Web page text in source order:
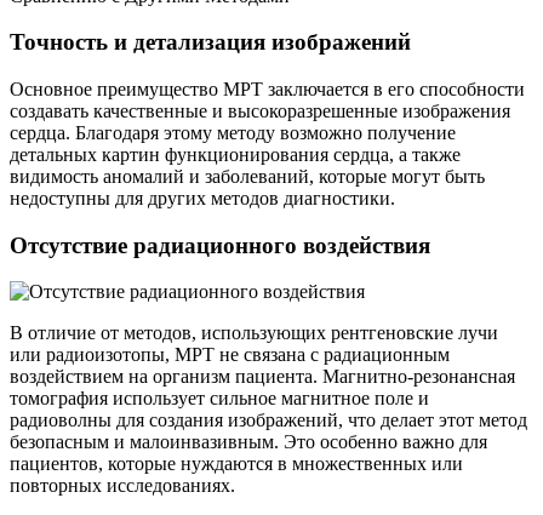
Точность и детализация изображений
Основное преимущество МРТ заключается в его способности
создавать качественные и высокоразрешенные изображения
сердца. Благодаря этому методу возможно получение
детальных картин функционирования сердца, а также
видимость аномалий и заболеваний, которые могут быть
недоступны для других методов диагностики.
Отсутствие радиационного воздействия
В отличие от методов, использующих рентгеновские лучи
или радиоизотопы, МРТ не связана с радиационным
воздействием на организм пациента. Магнитно-резонансная
томография использует сильное магнитное поле и
радиоволны для создания изображений, что делает этот метод
безопасным и малоинвазивным. Это особенно важно для
пациентов, которые нуждаются в множественных или
повторных исследованиях.